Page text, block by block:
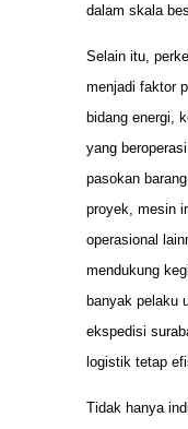
dalam skala
Selain itu,
menjadi faktor
bidang energi,
yang
pasokan
proyek, mesin
operasional
mendukung
banyak pelaku
ekspedisi
logistik tetap
Tidak hanya